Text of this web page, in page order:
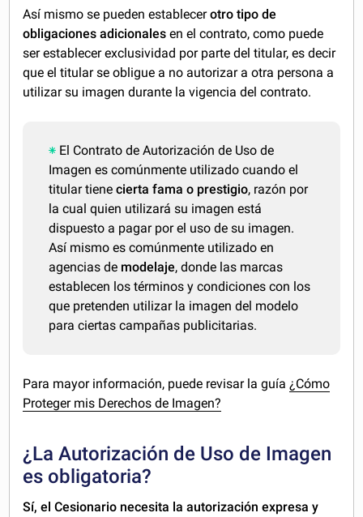
Así mismo se pueden establecerotro tipo de
obligaciones adicionalesen el contrato, como puede
ser establecer exclusividad por parte del titular, es decir
que el titular se obligue a no autorizar a otra persona a
utilizar su imagen durante la vigencia del contrato.
El Contrato de Autorización de Uso de
Imagen es comúnmente utilizado cuando el
titular tienecierta fama o prestigio, razón por
la cual quien utilizará su imagen está
dispuesto a pagar por el uso de su imagen.
Así mismo es comúnmente utilizado en
agencias de modelaje, donde las marcas
establecen los términos y condiciones con los
que pretenden utilizar la imagen del modelo
para ciertas campañas publicitarias.
Para mayor información, puede revisar la guía¿Cómo
Proteger mis Derechos de Imagen?
¿La Autorización de Uso de Imagen
es obligatoria?
Sí, el Cesionario necesita la autorización expresa y